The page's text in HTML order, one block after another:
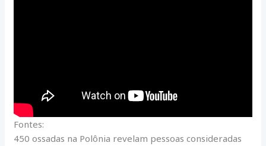
Fontes:
450 ossadas na Polônia revelam pessoas consideradas